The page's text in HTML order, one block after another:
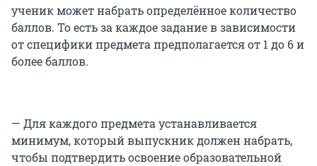
ученик может набрать определённое количество
баллов. То есть за каждое задание в зависимости
от специфики предмета предполагается от 1 до 6 и
более баллов.
— Для каждого предмета устанавливается
минимум, который выпускник должен набрать,
чтобы подтвердить освоение образовательной